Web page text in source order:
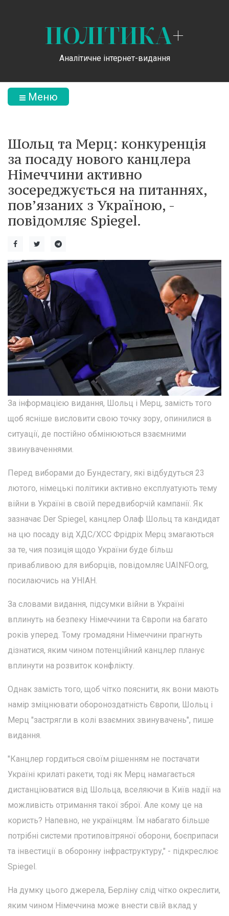
ПОЛІТИКА+
Аналітичне інтернет-видання
Меню
Шольц та Мерц: конкуренція
за посаду нового канцлера
Німеччини активно
зосереджується на питаннях,
пов’язаних з Україною, -
повідомляє Spiegel.
За інформацією видання, Шольц і Мерц, замість того
щоб ясніше висловити свою точку зору, опинилися в
ситуації, де постійно обмінюються взаємними
звинуваченнями.
Перед виборами до Бундестагу, які відбудуться 23
лютого, німецькі політики активно експлуатують тему
війни в Україні в своїй передвиборчій кампанії. Як
зазначає Der Spiegel, канцлер Олаф Шольц та кандидат
на цю посаду від ХДС/ХСС Фрідріх Мерц змагаються
за те, чия позиція щодо України буде більш
привабливою для виборців, повідомляє UAINFO.org,
посилаючись на УНІАН.
За словами видання, підсумки війни в Україні
вплинуть на безпеку Німеччини та Європи на багато
років уперед. Тому громадяни Німеччини прагнуть
дізнатися, яким чином потенційний канцлер планує
вплинути на розвиток конфлікту.
Однак замість того, щоб чітко пояснити, як вони мають
намір зміцнювати обороноздатність Європи, Шольц і
Мерц "застрягли в колі взаємних звинувачень", пише
видання.
"Канцлер гордиться своїм рішенням не постачати
Україні крилаті ракети, тоді як Мерц намагається
дистанціюватися від Шольца, вселяючи в Київ надії на
можливість отримання такої зброї. Але кому це на
користь? Напевно, не українцям. Їм набагато більше
потрібні системи протиповітряної оборони, боєприпаси
та інвестиції в оборонну інфраструктуру," - підкреслює
Spiegel.
На думку цього джерела, Берліну слід чітко окреслити,
яким чином Німеччина може внести свій вклад у